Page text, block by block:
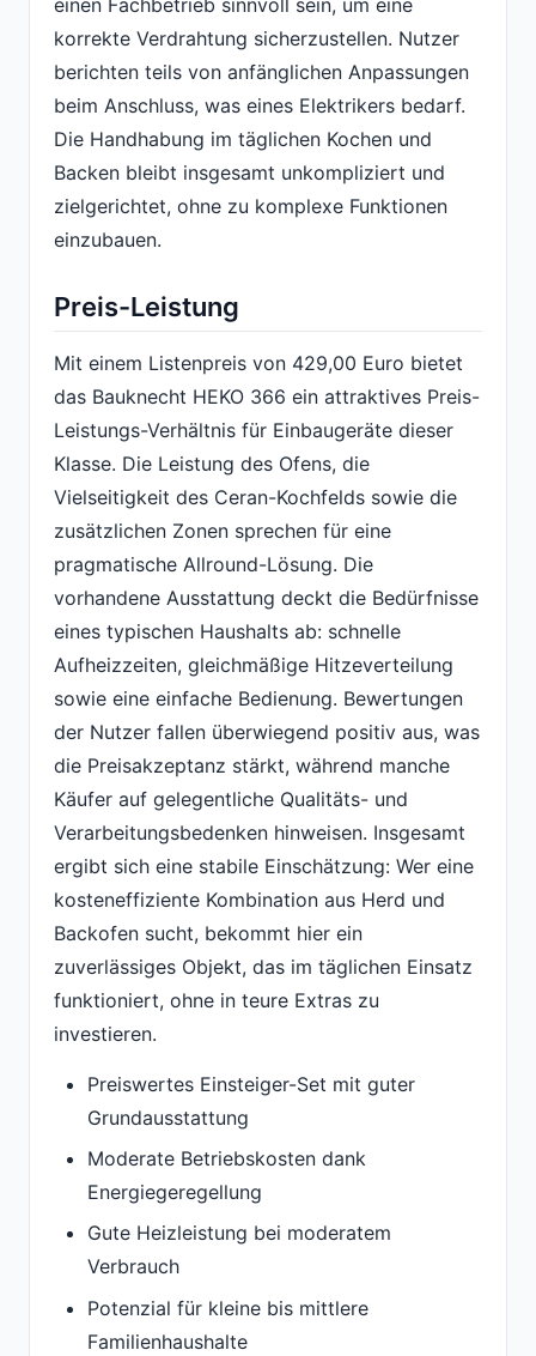
korrekte Verdrahtung sicherzustellen. Nutzer
berichten teils von anfänglichen Anpassungen
beim Anschluss, was eines Elektrikers bedarf.
Die Handhabung im täglichen Kochen und
Backen bleibt insgesamt unkompliziert und
zielgerichtet, ohne zu komplexe Funktionen
einzubauen.
Preis-Leistung
Mit einem Listenpreis von 429,00 Euro bietet
das Bauknecht HEKO 366 ein attraktives Preis-
Leistungs-Verhältnis für Einbaugeräte dieser
Klasse. Die Leistung des Ofens, die
Vielseitigkeit des Ceran-Kochfelds sowie die
zusätzlichen Zonen sprechen für eine
pragmatische Allround-Lösung. Die
vorhandene Ausstattung deckt die Bedürfnisse
eines typischen Haushalts ab: schnelle
Aufheizzeiten, gleichmäßige Hitzeverteilung
sowie eine einfache Bedienung. Bewertungen
der Nutzer fallen überwiegend positiv aus, was
die Preisakzeptanz stärkt, während manche
Käufer auf gelegentliche Qualitäts- und
Verarbeitungsbedenken hinweisen. Insgesamt
ergibt sich eine stabile Einschätzung: Wer eine
kosteneffiziente Kombination aus Herd und
Backofen sucht, bekommt hier ein
zuverlässiges Objekt, das im täglichen Einsatz
funktioniert, ohne in teure Extras zu
investieren.
Preiswertes Einsteiger-Set mit guter
Grundausstattung
Moderate Betriebskosten dank
Energiegeregellung
Gute Heizleistung bei moderatem
Verbrauch
Potenzial für kleine bis mittlere
Familienhaushalte